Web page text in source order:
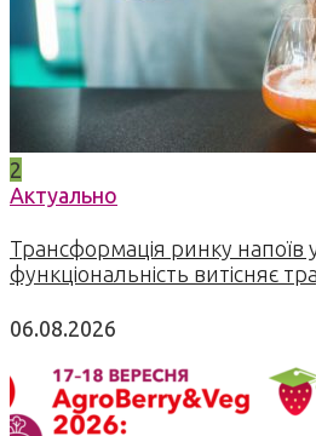
2
Актуально
Трансформація ринку напоїв
функціональність витісняє
06.08.2026